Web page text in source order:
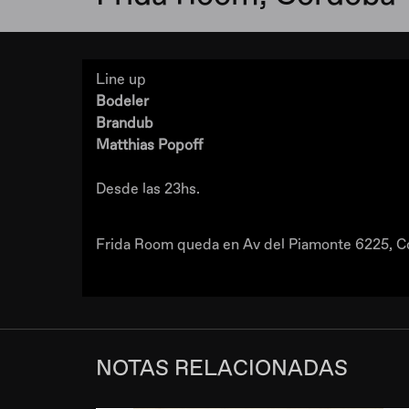
Line up
Bodeler
Brandub
Matthias Popoff
Desde las 23hs.
Frida Room queda en Av del Piamonte 6225,
NOTAS RELACIONADAS